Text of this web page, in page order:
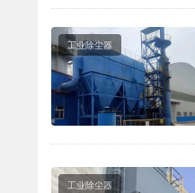
工业除尘器
工业除尘器